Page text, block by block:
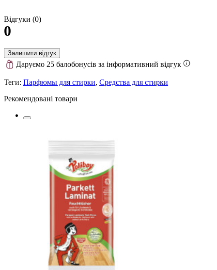
Відгуки (0)
0
Залишити відгук
Даруємо 25 балобонусів за інформативний відгук
Теги: Парфюмы для стирки, Средства для стирки
Рекомендовані товари